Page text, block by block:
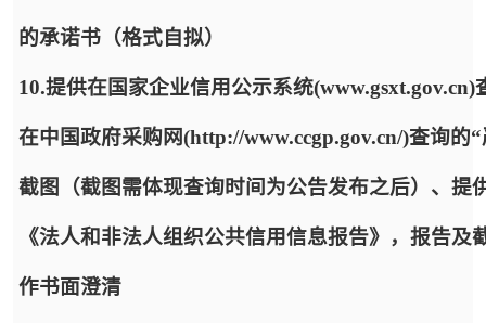
的承诺书（格式自拟）
10.提供在国家企业信用公示系统
在中国政府采购网(http://www.ccgp.gov.cn/)查询
截图（截图需体现查询时间为公告发布之后）、提
《法人和非法人组织公共信用信息报告》，报告
作书面澄清